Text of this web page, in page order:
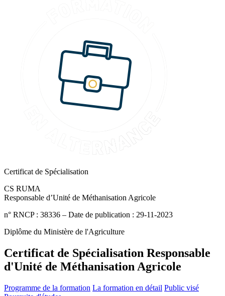
Certificat de Spécialisation
CS RUMA
Responsable d’Unité de Méthanisation Agricole
n° RNCP : 38336 – Date de publication : 29-11-2023
Diplôme du Ministère de l'Agriculture
Certificat de Spécialisation Responsable
d'Unité de Méthanisation Agricole
Programme de la formation La formation en détail Public visé